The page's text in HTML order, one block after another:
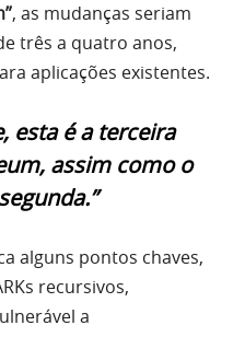
, as mudanças seriam
três a quatro anos,
aplicações existentes.
esta é a terceira
assim como o
alguns pontos chaves,
recursivos,
a